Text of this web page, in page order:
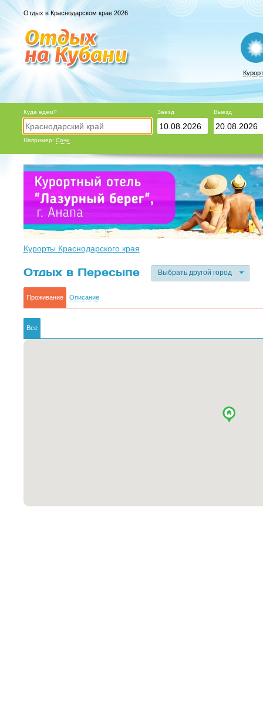
Отдых в Краснодарском крае 2026
Куда едем?
Например: Сочи
Заезд Выезд
Курорты Краснодарского края
Отдых в Пересыпе Выбрать другой город
Проживание Описание
Все